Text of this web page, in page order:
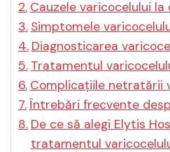
Cauzele varicocelului la
Simptomele
Diagnosticarea
Tratamentul
Complicațiile netratării
Întrebări frecvente
De ce să alegi Elytis
tratamentul